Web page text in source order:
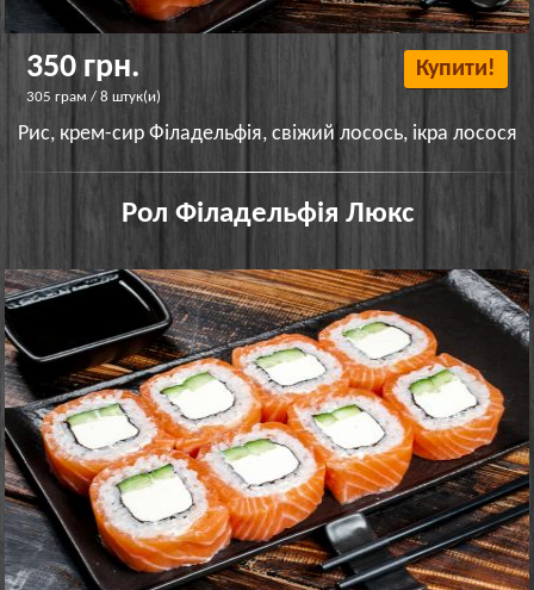
350 грн.
305 грам / 8 штук(и)
Купити!
Рис, крем-сир Філадельфія, свіжий лосось, ікра лосося
Рол Філадельфія Люкс